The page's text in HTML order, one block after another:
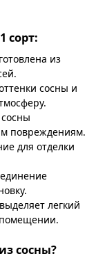
сорт:
из
сосны и
повреждениям.
для отделки
легкий
сосны?